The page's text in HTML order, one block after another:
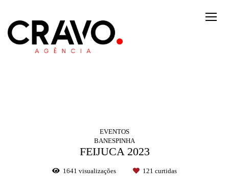
EVENTOS
BANESPINHA
FEIJUCA 2023
1641 visualizações 121 curtidas